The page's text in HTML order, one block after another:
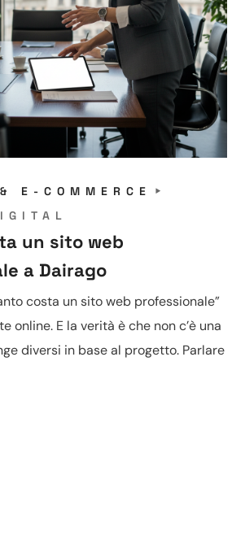
E-COMMERCE
un sito web
a Dairago
costa un sito web professionale”
online. E la verità è che non c’è una
diversi in base al progetto. Parlare